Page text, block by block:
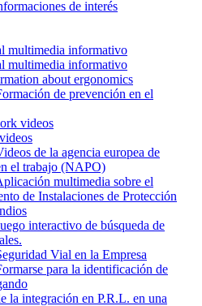
de interés
multimedia informativo
multimedia informativo
about ergonomics
de prevención en el
videos
de la agencia europea de
el trabajo (NAPO)
multimedia sobre el
de Instalaciones de Protección
interactivo de búsqueda de
Vial en la Empresa
para la identificación de
la integración en P.R.L. en una